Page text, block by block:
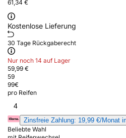
61,34 €
Kostenlose Lieferung
30 Tage Rückgaberecht
Nur noch 14 auf Lager
59,99 €
59
99€
pro Reifen
4
Zinsfreie Zahlung: 19,99 €/Monat
Beliebte Wahl